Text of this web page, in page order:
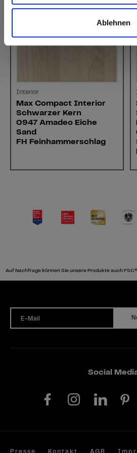
Ablehnen
Interior
Max Compact Interior
Schwarzer Kern
0947 Amadeo Eiche
Sand
FH Feinhammerschlag
Auf Nachfrage können Sie unsere Produkte auch
E-Mail
Social